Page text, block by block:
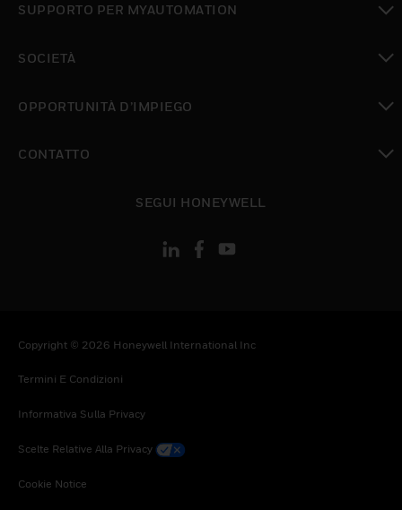
SUPPORTO PER MYAUTOMATION
SOCIETÀ
OPPORTUNITÀ D’IMPIEGO
CONTATTO
SEGUI HONEYWELL
Copyright © 2026 Honeywell International Inc
Termini E Condizioni
Informativa Sulla Privacy
Scelte Relative Alla Privacy
Cookie Notice